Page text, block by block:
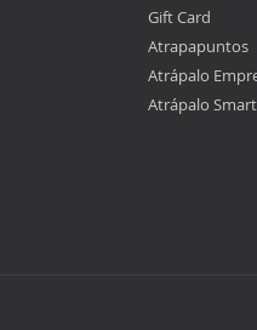
Gift Card
Atrapapuntos
Atrápalo
Atrápalo Smart